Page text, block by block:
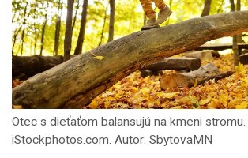
Otec s dieťaťom balansujú na kmeni stromu.
iStockphotos.com. Autor: SbytovaMN